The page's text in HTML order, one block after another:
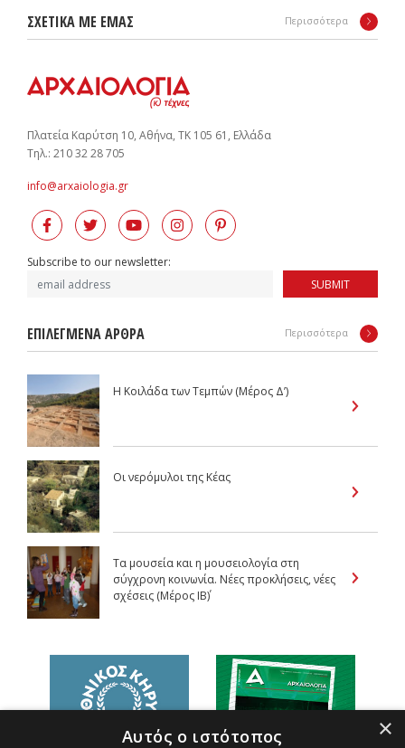
ΣΧΕΤΙΚΑ ΜΕ ΕΜΑΣ Περισσότερα
Πλατεία Καρύτση 10, Αθήνα, ΤΚ 105 61, Ελλάδα
Tηλ.: 210 32 28 705
info@arxaiologia.gr
Subscribe to our newsletter:
SUBMIT
ΕΠΙΛΕΓΜΕΝΑ ΑΡΘΡΑ Περισσότερα
Η Κοιλάδα των Τεμπών (Μέρος Δ’)
Οι νερόμυλοι της Κέας
Τα μουσεία και η μουσειολογία στη
σύγχρονη κοινωνία. Νέες προκλήσεις, νέες
σχέσεις (Μέρος IB΄)
×
Αυτός ο ιστότοπος